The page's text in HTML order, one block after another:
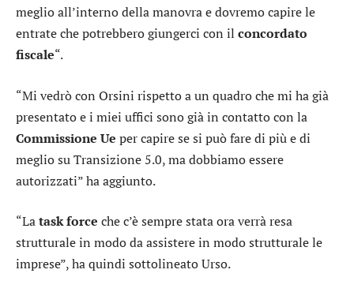
meglio all’interno della manovra e dovremo capire le
entrate che potrebbero giungerci con il concordato
fiscale“.
“Mi vedrò con Orsini rispetto a un quadro che mi ha già
presentato e i miei uffici sono già in contatto con la
Commissione Ue per capire se si può fare di più e di
meglio su Transizione 5.0, ma dobbiamo essere
autorizzati” ha aggiunto.
“Lataskforce che c’è sempre stata ora verrà resa
strutturale in modo da assistere in modo strutturale le
imprese”, ha quindi sottolineato Urso.